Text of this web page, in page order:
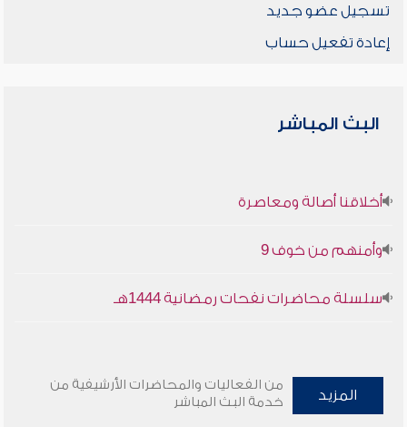
تسجيل عضو جديد
إعادة تفعيل حساب
البث المباشر
أخلاقنا أصالة ومعاصرة
وأمنهم من خوف 9
سلسلة محاضرات نفحات رمضانية 1444هـ
المزيد
من الفعاليات والمحاضرات الأرشيفية من
خدمة البث المباشر